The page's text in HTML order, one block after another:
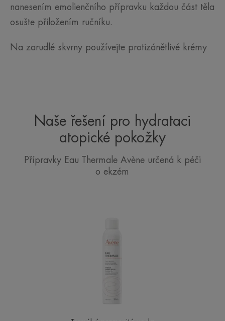
nanesením emolienčního přípravku každou část těla
osušte přiložením ručníku.
Na zarudlé skvrny používejte protizánětlivé krémy
Naše řešení pro hydrataci
atopické pokožky
Přípravky Eau Thermale Avène určená k péči
o ekzém
voda